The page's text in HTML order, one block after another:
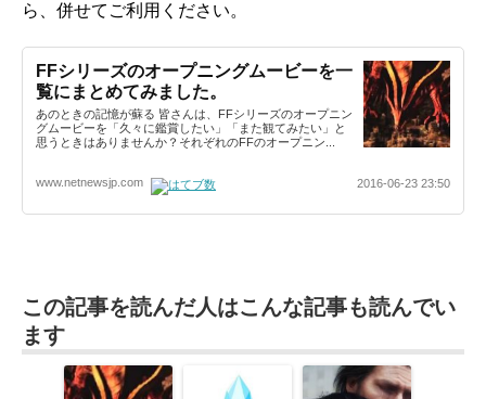
ら、併せてご利用ください。
FFシリーズのオープニングムービーを一
覧にまとめてみました。
あのときの記憶が蘇る 皆さんは、FFシリーズのオープニン
グムービーを「久々に鑑賞したい」「また観てみたい」と
思うときはありませんか？それぞれのFFのオープニン...
www.netnewsjp.com 2016-06-23 23:50
この記事を読んだ人はこんな記事も読んでい
ます